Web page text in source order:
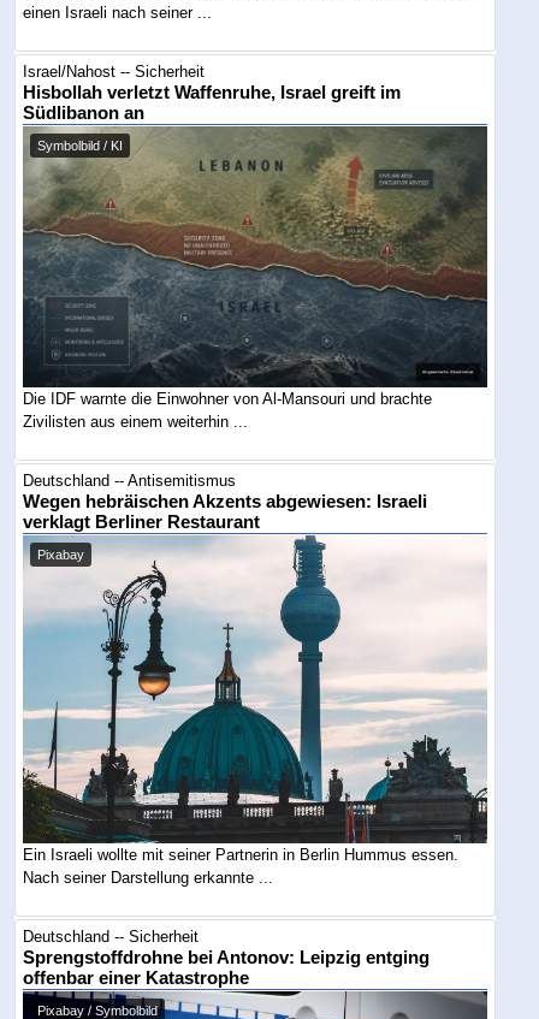
einen Israeli nach seiner ...
Israel/Nahost -- Sicherheit
Hisbollah verletzt Waffenruhe, Israel greift im
Südlibanon an
Symbolbild / KI
Die IDF warnte die Einwohner von Al-Mansouri und brachte
Zivilisten aus einem weiterhin ...
Deutschland -- Antisemitismus
Wegen hebräischen Akzents abgewiesen: Israeli
verklagt Berliner Restaurant
Pixabay
Ein Israeli wollte mit seiner Partnerin in Berlin Hummus essen.
Nach seiner Darstellung erkannte ...
Deutschland -- Sicherheit
Sprengstoffdrohne bei Antonov: Leipzig entging
offenbar einer Katastrophe
Pixabay / Symbolbild